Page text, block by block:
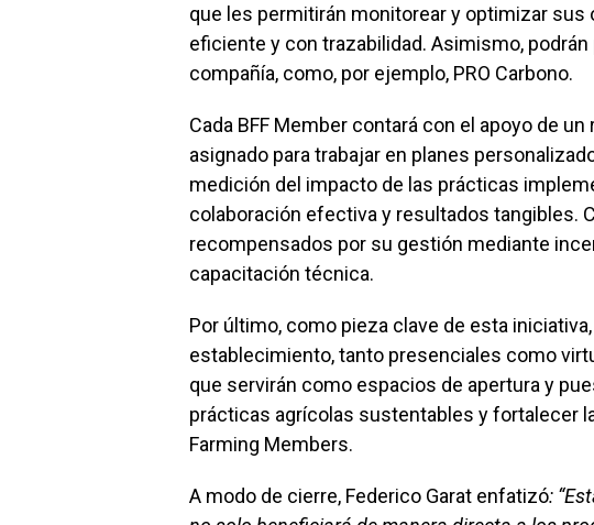
que les permitirán monitorear y optimizar sus
eficiente y con trazabilidad. Asimismo,
compañía, como, por ejemplo, PRO Carbono.
Cada BFF Member contará con el apoyo de
asignado para trabajar en planes
medición del impacto de las prácticas
colaboración efectiva y resultados tangibles.
recompensados por su gestión mediante
capacitación técnica.
Por último, como pieza clave de esta
establecimiento, tanto presenciales como
que servirán como espacios de apertura y
prácticas agrícolas sustentables y fortalecer
Farming Members.
A modo de cierre, Federico Garat enfatizó: